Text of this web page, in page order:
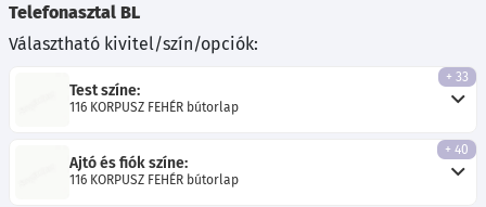
Telefonasztal BL
Választható kivitel/szín/opciók:
Test színe:
116 KORPUSZ FEHÉR bútorlap
+ 33
Ajtó és fiók színe:
116 KORPUSZ FEHÉR bútorlap
+ 40